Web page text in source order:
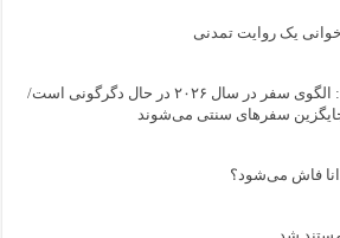
یک روایت تمدنی
رسانه‌های تخصصی جهان: الگوی سفر در سال ۲۰۲۶ در حال دگرگونی است/
جایگزین سفرهای سنتی می‌شوند
فاش می‌شود؟